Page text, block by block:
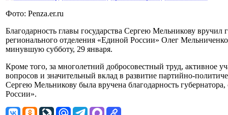
Фото: Penza.er.ru
Благодарность главы государства Сергею Мельникову вручил
регионального отделения «Единой России» Олег
минувшую субботу, 29 января.
Кроме того, за многолетний добросовестный труд, активное
вопросов и значительный вклад в развитие партийно-
Сергею Мельникову была вручена благодарность
России».